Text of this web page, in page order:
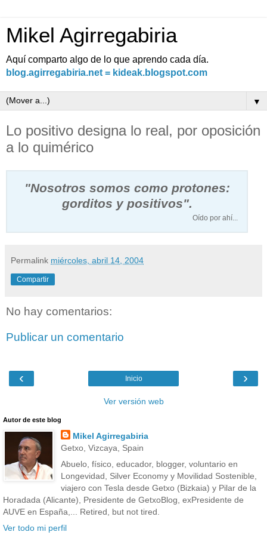
Mikel Agirregabiria
Aquí comparto algo de lo que aprendo cada día.
blog.agirregabiria.net = kideak.blogspot.com
▼
Lo positivo designa lo real, por oposición
a lo quimérico
"Nosotros somos como protones:
gorditos y positivos".
Oído por ahí...
Permalink miércoles, abril 14, 2004
Compartir
No hay comentarios:
Publicar un comentario
‹ ›
Inicio
Ver versión web
Autor de este blog
Mikel Agirregabiria
Getxo, Vizcaya, Spain
Abuelo, físico, educador, blogger, voluntario en
Longevidad, Silver Economy y Movilidad Sostenible,
viajero con Tesla desde Getxo (Bizkaia) y Pilar de la
Horadada (Alicante), Presidente de GetxoBlog, exPresidente de
AUVE en España,... Retired, but not tired.
Ver todo mi perfil